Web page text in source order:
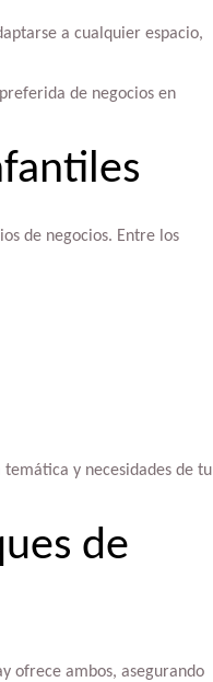
a cualquier espacio,
de negocios en
de negocios. Entre los
y necesidades de tu
de
ofrece ambos, asegurando